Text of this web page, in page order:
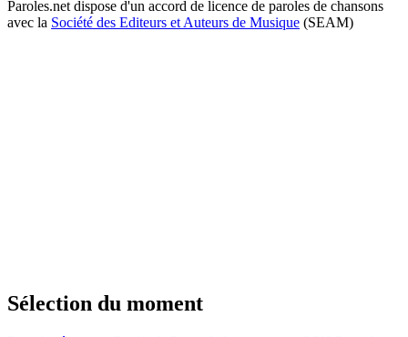
Paroles.net dispose d'un accord de licence de paroles de chansons
avec la Société des Editeurs et Auteurs de Musique (SEAM)
Sélection du moment